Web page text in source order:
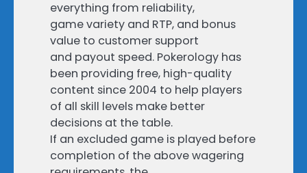
everything from reliability,
game variety and RTP, and bonus
value to customer support
and payout speed. Pokerology has
been providing free, high-quality
content since 2004 to help players
of all skill levels make better
decisions at the table.
If an excluded game is played before
completion of the above wagering